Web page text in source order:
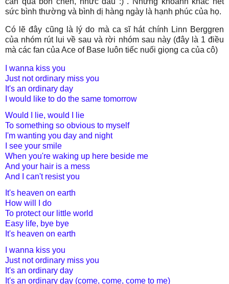
sức bình thường và bình dị hàng ngày là hạnh phúc của họ.
Có lẽ đây cũng là lý do mà ca sĩ hát chính Linn Berggren
của nhóm rút lui về sau và rời nhóm sau này (đây là 1 điều
mà các fan của Ace of Base luôn tiếc nuối giọng ca của cô)
I wanna kiss you
Just not ordinary miss you
It's an ordinary day
I would like to do the same tomorrow
Would I lie, would I lie
To something so obvious to myself
I'm wanting you day and night
I see your smile
When you're waking up here beside me
And your hair is a mess
And I can't resist you
It's heaven on earth
How will I do
To protect our little world
Easy life, bye bye
It's heaven on earth
I wanna kiss you
Just not ordinary miss you
It's an ordinary day
It's an ordinary day (come, come, come to me)